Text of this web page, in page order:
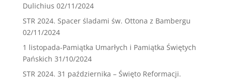
Dulichius 02/11/2024
STR 2024. Spacer śladami św. Ottona z Bambergu
02/11/2024
1 listopada-Pamiątka Umarłych i Pamiątka Świętych
Pańskich 31/10/2024
STR 2024. 31 października – Święto Reformacji.